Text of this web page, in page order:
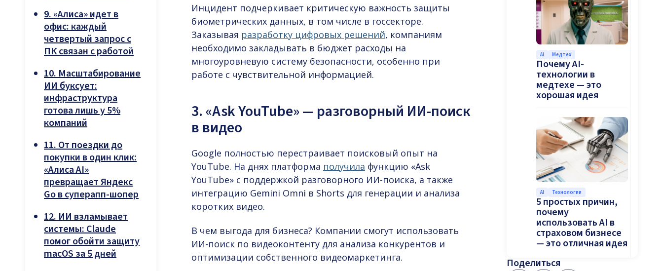
9. «Алиса» идет в
офис: каждый
четвертый запрос с
ПК связан с работой
10. Масштабирование
ИИ буксует:
инфраструктура
готова лишь у 5%
компаний
11. От поездки до
покупки в один клик:
«Алиса AI»
превращает Яндекс
Go в суперапп-шопер
12. ИИ взламывает
системы: Claude
помог обойти защиту
macOS за 5 дней
Инцидент подчеркивает критическую важность защиты
биометрических данных, в том числе в госсекторе.
Заказывая разработку цифровых решений, компаниям
необходимо закладывать в бюджет расходы на
многоуровневую систему безопасности, особенно при
работе с чувствительной информацией.
3. «Ask YouTube» — разговорный ИИ-поиск
в видео
Google полностью перестраивает поисковый опыт на
YouTube. На днях платформа получила функцию «Ask
YouTube» с поддержкой разговорного ИИ-поиска, а также
интеграцию Gemini Omni в Shorts для генерации и анализа
коротких видео.
В чем выгода для бизнеса? Компании смогут использовать
ИИ-поиск по видеоконтенту для анализа конкурентов и
оптимизации собственного видеомаркетинга.
AI Медтех
Почему AI-
технологии в
медтехе — это
хорошая идея
AI Технологии
5 простых причин,
почему
использовать AI в
страховом бизнесе
— это отличная идея
Поделиться